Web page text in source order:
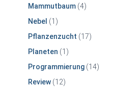
Mammutbaum (4)
Nebel (1)
Pflanzenzucht (17)
Planeten (1)
Programmierung (14)
Review (12)